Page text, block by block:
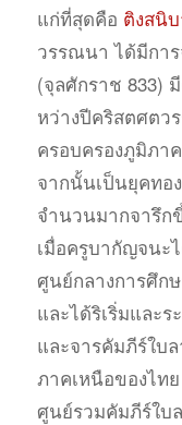
แก่ที่สุดคือ ติงสนิ
วรรณนา ได้มีการ
(จุลศักราช 833)
หว่างปีคริสตศตว
ครอบครองภูมิภา
จากนั้นเป็นยุคทอ
จำนวนมากจารึก
เมื่อครูบากัญจนะ
ศูนย์กลางการศึก
และได้ริเริ่มและ
และจารคัมภีร์ใบ
ภาคเหนือของไท
ศูนย์รวมคัมภีร์ใบ